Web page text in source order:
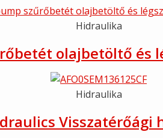
Hidraulika
olajbetöltő és
Hidraulika
Visszatérőági